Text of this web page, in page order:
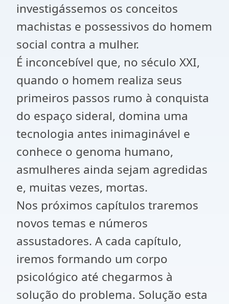
investigássemos os conceitos
machistas e possessivos do homem
social contra a mulher.
É inconcebível que, no século XXI,
quando o homem realiza seus
primeiros passos rumo à conquista
do espaço sideral, domina uma
tecnologia antes inimaginável e
conhece o genoma humano,
asmulheres ainda sejam agredidas
e, muitas vezes, mortas.
Nos próximos capítulos traremos
novos temas e números
assustadores. A cada capítulo,
iremos formando um corpo
psicológico até chegarmos à
solução do problema. Solução esta